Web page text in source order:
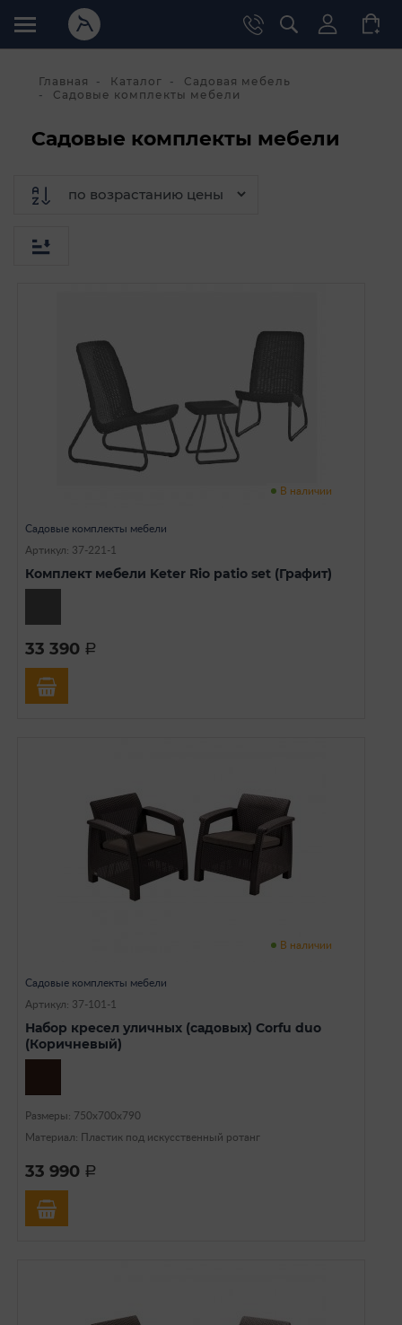
Главная Каталог
Садовая мебель
Садовые комплекты мебели
Садовые комплекты мебели
В наличии
Садовые комплекты мебели
Артикул: 37-221-1
Комплект мебели Keter Rio patio set (Графит)
33 390 a
В наличии
Садовые комплекты мебели
Артикул: 37-101-1
Набор кресел уличных (садовых) Corfu duo
(Коричневый)
Размеры: 750х700х790
Материал: Пластик под искусственный ротанг
33 990 a